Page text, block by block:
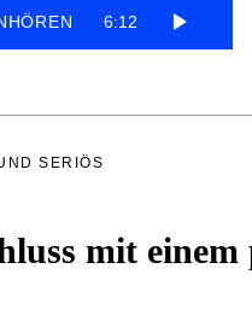
6:12
SERIÖS
mit einem